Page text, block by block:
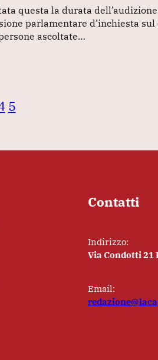
questa la durata
parlamentare d’inchiesta sul
ascoltate…
5
Contatti
Indirizzo:
Via Condotti 21
Email: